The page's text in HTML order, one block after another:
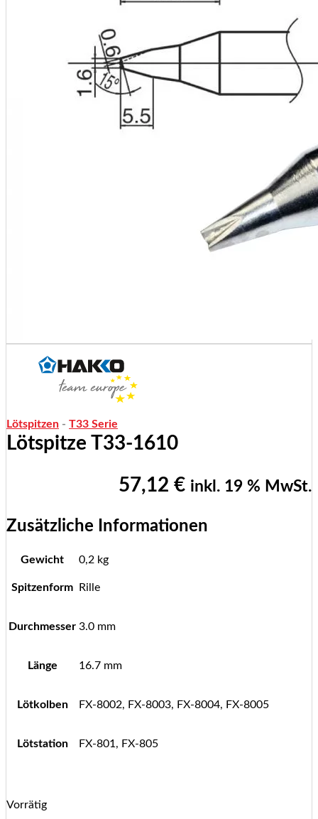
Lötspitzen - T33 Serie
Lötspitze T33-1610
57,12 € inkl. 19 % MwSt.
Zusätzliche Informationen
Gewicht 0,2 kg
Spitzenform Rille
Durchmesser 3.0 mm
Länge 16.7 mm
Lötkolben FX-8002, FX-8003, FX-8004, FX-8005
Lötstation FX-801, FX-805
Vorrätig